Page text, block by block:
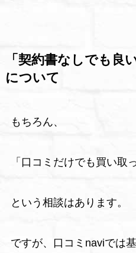
「契約書なしでも良
について
もちろん、
「口コミだけでも買い取
という相談はあります。
ですが、口コミnaviでは